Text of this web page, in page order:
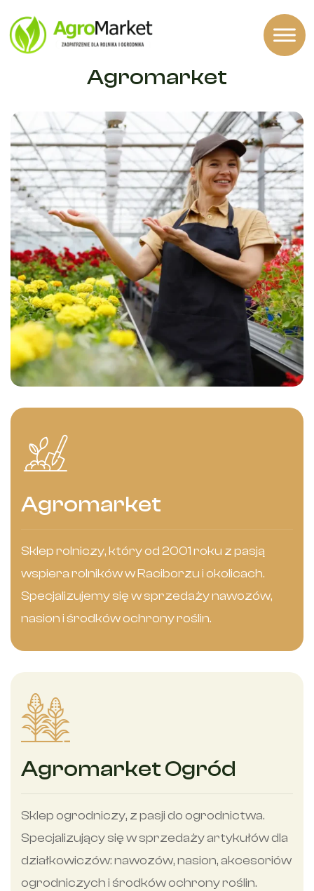
WSZYSTKO DLA ROLNICTWA
Agromarket
Agromarket
Sklep rolniczy, który od 2001 roku z pasją
wspiera rolników w Raciborzu i okolicach.
Specjalizujemy się w sprzedaży nawozów,
nasion i środków ochrony roślin.
Agromarket Ogród
Sklep ogrodniczy, z pasji do ogrodnictwa.
Specjalizujący się w sprzedaży artykułów dla
działkowiczów: nawozów, nasion, akcesoriów
ogrodniczych i środków ochrony roślin.